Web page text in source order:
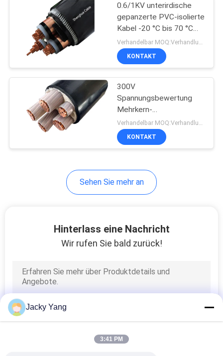
Steuerleitungen
76
Instrument-Kabel
Hohe Temperatur-
Kabel
0.6/1KV unterirdische
gepanzerte PVC-isolierte
Kabel -20 °C bis 70 °C
für unterirdische
Stromverteilungslösungen
KONTAKT
300V
Spannungsbewertung
Mehrkern-
Schaumstahldraht 1,5
mm2 bis 400 mm2
Kabelgröße für
Verhandelbar MOQ:Verhandlungsfähig
KONTAKT
Sehen Sie mehr an
Hinterlass eine Nachricht
Wir rufen Sie bald zurück!
Jacky Yang
3:41 PM